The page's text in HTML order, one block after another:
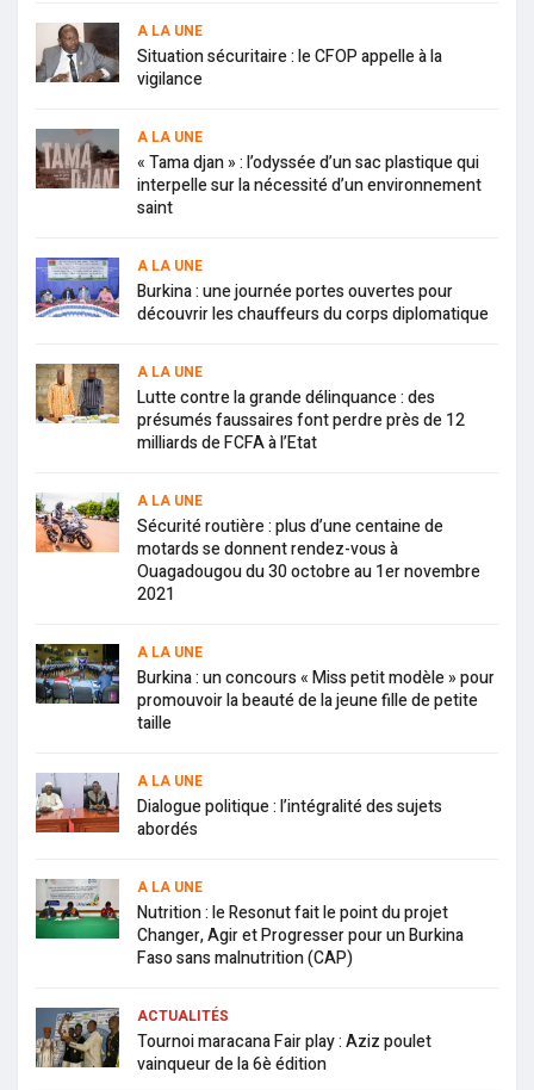
A LA UNE
Situation sécuritaire : le CFOP appelle à la
vigilance
A LA UNE
« Tama djan » : l’odyssée d’un sac plastique qui
interpelle sur la nécessité d’un environnement
saint
A LA UNE
Burkina : une journée portes ouvertes pour
découvrir les chauffeurs du corps diplomatique
A LA UNE
Lutte contre la grande délinquance : des
présumés faussaires font perdre près de 12
milliards de FCFA à l’Etat
A LA UNE
Sécurité routière : plus d’une centaine de
motards se donnent rendez-vous à
Ouagadougou du 30 octobre au 1er novembre
2021
A LA UNE
Burkina : un concours « Miss petit modèle » pour
promouvoir la beauté de la jeune fille de petite
taille
A LA UNE
Dialogue politique : l’intégralité des sujets
abordés
A LA UNE
Nutrition : le Resonut fait le point du projet
Changer, Agir et Progresser pour un Burkina
Faso sans malnutrition (CAP)
ACTUALITÉS
Tournoi maracana Fair play : Aziz poulet
vainqueur de la 6è édition